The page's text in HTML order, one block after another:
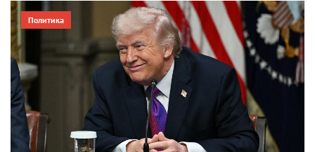
Политика